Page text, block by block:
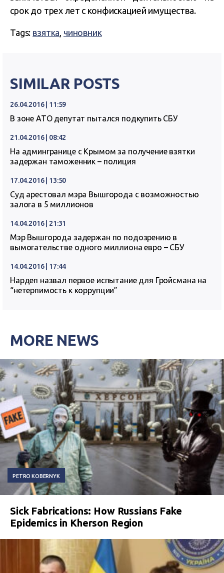
срок до трех лет с конфискацией имущества.
Tags: взятка, чиновник
SIMILAR POSTS
26.04.2016 | 11:59
В зоне АТО депутат пытался подкупить СБУ
21.04.2016 | 08:42
На админгранице с Крымом за получение взятки
задержан таможенник – полиция
17.04.2016 | 13:50
Суд арестовал мэра Вышгорода с возможностью
залога в 5 миллионов
14.04.2016 | 21:31
Мэр Вышгорода задержан по подозрению в
вымогательстве одного миллиона евро – СБУ
14.04.2016 | 17:44
Нардеп назвал первое испытание для Гройсмана на
“нетерпимость к коррупции”
MORE NEWS
PETRO KOBERNYK
Sick Fabrications: How Russians Fake
Epidemics in Kherson Region